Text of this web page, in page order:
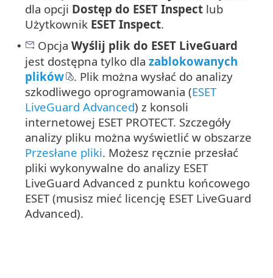
dla opcji Dostęp do ESET Inspect lub
Użytkownik ESET Inspect.
• Opcja Wyślij plik do ESET LiveGuard
jest dostępna tylko dla zablokowanych
plików
. Plik można wysłać do analizy
szkodliwego oprogramowania (ESET
LiveGuard Advanced) z konsoli
internetowej ESET PROTECT. Szczegóły
analizy pliku można wyświetlić w obszarze
Przesłane pliki. Możesz ręcznie przesłać
pliki wykonywalne do analizy ESET
LiveGuard Advanced z punktu końcowego
ESET (musisz mieć licencję ESET LiveGuard
Advanced).